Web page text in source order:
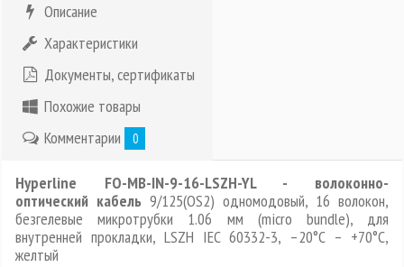
Описание
Характеристики
Документы, сертификаты
Похожие товары
Комментарии
0
Hyperline FO-MB-IN-9-16-LSZH-YL - волоконно-
оптический кабель 9/125(OS2) одномодовый, 16 волокон,
безгелевые микротрубки 1.06 мм (micro bundle), для
внутренней прокладки, LSZH IEC 60332-3, –20°C – +70°C,
желтый